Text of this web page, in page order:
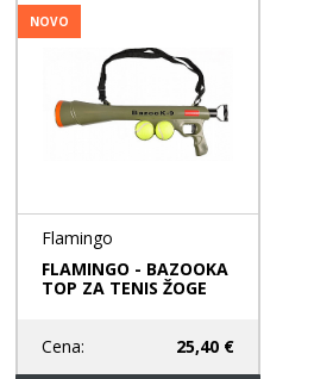
NOVO
Flamingo
FLAMINGO - BAZOOKA
TOP ZA TENIS ŽOGE
Cena: 25,40 €